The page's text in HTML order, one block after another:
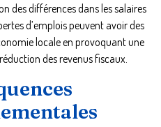
des différences dans les salaires
d’emplois peuvent avoir des
locale en provoquant une
des revenus fiscaux.